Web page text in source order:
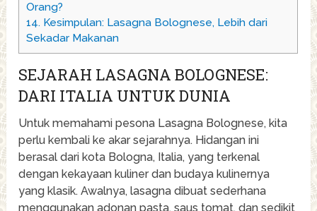
Orang?
14. Kesimpulan: Lasagna Bolognese, Lebih dari
Sekadar Makanan
SEJARAH LASAGNA BOLOGNESE:
DARI ITALIA UNTUK DUNIA
Untuk memahami pesona Lasagna Bolognese, kita
perlu kembali ke akar sejarahnya. Hidangan ini
berasal dari kota Bologna, Italia, yang terkenal
dengan kekayaan kuliner dan budaya kulinernya
yang klasik. Awalnya, lasagna dibuat sederhana
menggunakan adonan pasta, saus tomat, dan sedikit